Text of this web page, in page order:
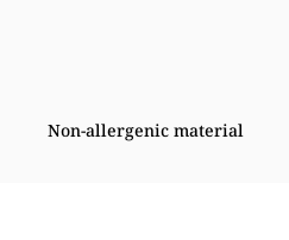
Non-allergenic material